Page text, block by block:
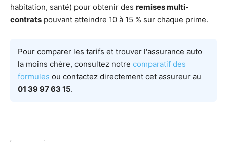
habitation, santé) pour obtenir des remises multi-
contrats pouvant atteindre 10 à 15 % sur chaque prime.
Pour comparer les tarifs et trouver l'assurance auto
la moins chère, consultez notre comparatif des
formules ou contactez directement cet assureur au
01 39 97 63 15.